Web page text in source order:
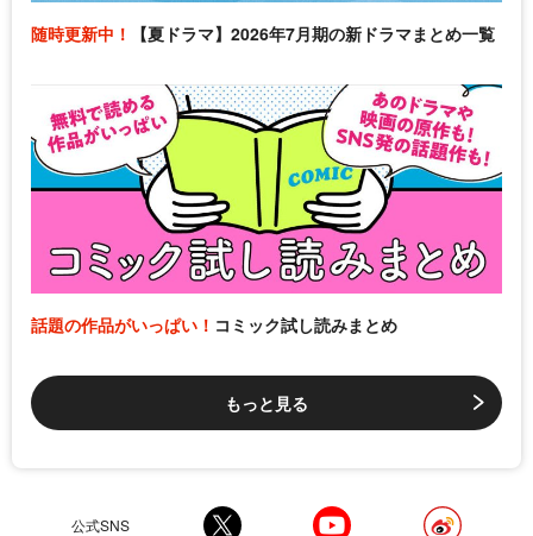
随時更新中！ 【夏ドラマ】2026年7月期の新ドラマまとめ一覧
話題の作品がいっぱい！ コミック試し読みまとめ
もっと見る
公式SNS